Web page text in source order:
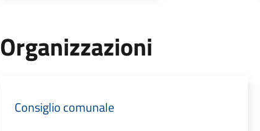
Organizzazioni
Consiglio comunale